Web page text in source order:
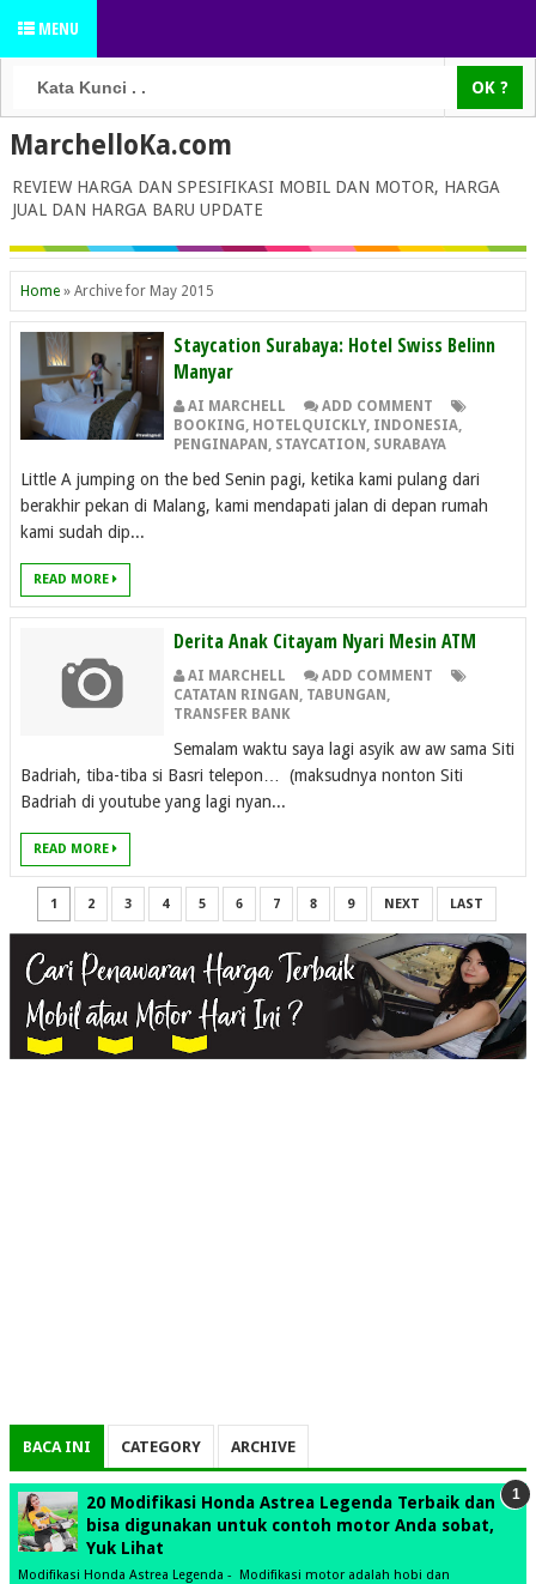
MENU
MarchelloKa.com
REVIEW HARGA DAN SPESIFIKASI MOBIL DAN MOTOR, HARGA
JUAL DAN HARGA BARU UPDATE
Home » Archive for May 2015
Staycation Surabaya: Hotel Swiss Belinn
Manyar
AI MARCHELL
ADD COMMENT
BOOKING, HOTELQUICKLY, INDONESIA,
PENGINAPAN , STAYCATION , SURABAYA
Little A jumping on the bed Senin pagi, ketika kami pulang dari
berakhir pekan di Malang, kami mendapati jalan di depan rumah
kami sudah dip...
READ MORE
Derita Anak Citayam Nyari Mesin ATM
AI MARCHELL
ADD COMMENT
CATATAN RINGAN TABUNGAN
TRANSFER BANK
Semalam waktu saya lagi asyik aw aw sama Siti
Badriah, tiba-tiba si Basri telepon… (maksudnya nonton Siti
Badriah di youtube yang lagi nyan...
READ MORE
1 2 3 4 5 6 7 8 9 NEXT LAST
BACA INI CATEGORY ARCHIVE
20 Modifikasi Honda Astrea Legenda Terbaik dan
bisa digunakan untuk contoh motor Anda sobat,
Yuk Lihat
Modifikasi Honda Astrea Legenda - Modifikasi motor adalah hobi dan